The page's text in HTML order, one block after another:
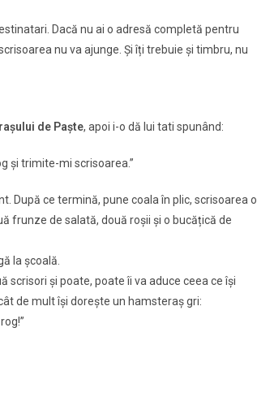
Dacă nu ai o adresă completă pentru
nu va ajunge. Și îți trebuie și timbru, nu
de Paște, apoi i-o dă lui tati spunând:
și trimite-mi scrisoarea.”
După ce termină, pune coala în plic, scrisoarea o
frunze de salată, două roșii și o bucățică de
la școală.
scrisori și poate, poate îi va aduce ceea ce își
de mult își dorește un hamsteraș gri: